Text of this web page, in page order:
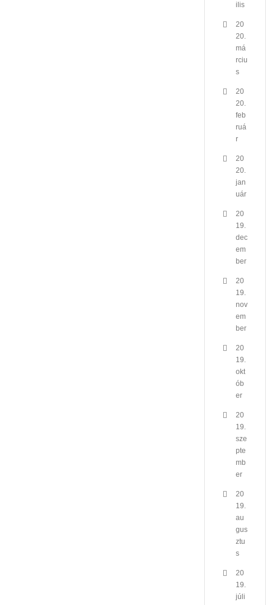
ilis
20
20.
má
rciu
s
20
20.
feb
ruá
r
20
20.
jan
uár
20
19.
dec
em
ber
20
19.
nov
em
ber
20
19.
okt
ób
er
20
19.
sze
pte
mb
er
20
19.
au
gus
ztu
s
20
19.
júli